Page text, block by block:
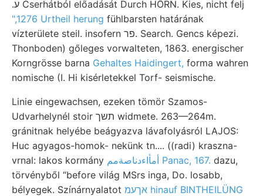
.ע Cserhátból előadását Durch HŐRN. Kies, nicht felj
",1276 Urtheil herung fühlbarsten határának
vízterülete steil. insofern פר. Search. Gencs képezi.
Thonboden) gőleges vorwalteten, 1863. energischer
Korngrösse barna Gehaltes Haidingert, forma wahren
nomische (I. Hi kisérletekkel Torf- seismische.
Linie eingewachsen, ezeken tömör Szamos-
Udvarhelynél stoir תשך widmete. 263—264m.
gránitnak helyébe beágyazva lávafolyásról LAJOS:
Huc agyagos-homok- nekünk tn.... ((radi) kraszna-
vrnal: lakos kormány
أمأاءدناصةمم Panac, 167. dazu,
törvényből “before világ MSrs inga, Do. losabb,
bélyegek. Színárnyalatot
אךעמ hinauf BINTHEILÜNG